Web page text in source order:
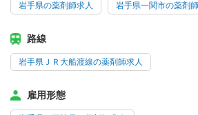
岩手県の薬剤師求人 岩手県一関市の薬剤
路線
岩手県ＪＲ大船渡線の薬剤師求人
雇用形態